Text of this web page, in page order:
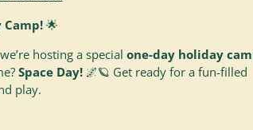
Camp!🌟
hosting a special one-day holiday
Space Day!🌌🪐 Get ready for a fun-filled
play.